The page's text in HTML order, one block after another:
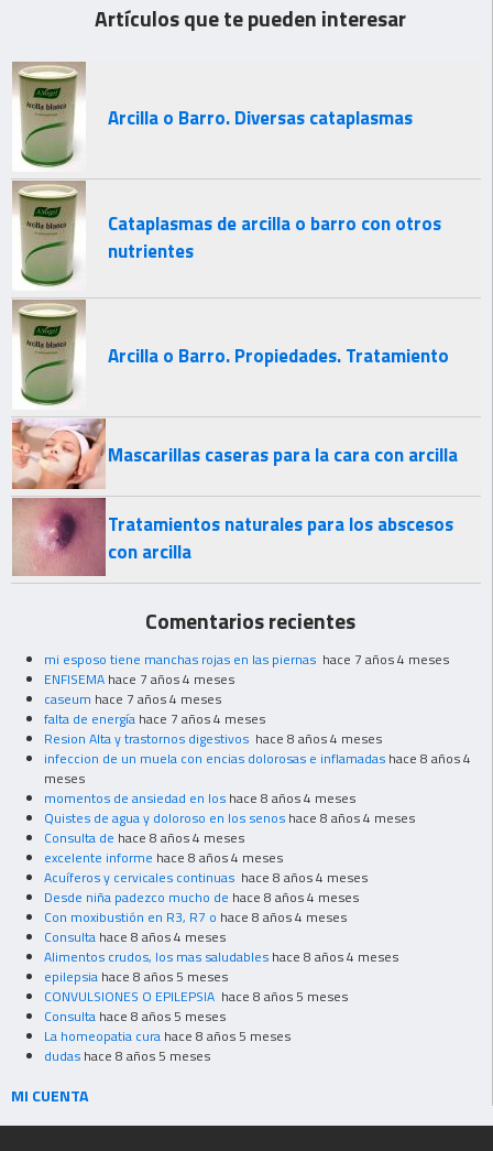
Artículos que te pueden interesar
Arcilla o Barro. Diversas cataplasmas
Cataplasmas de arcilla o barro con otros
nutrientes
Arcilla o Barro. Propiedades. Tratamiento
Mascarillas caseras para la cara con arcilla
Tratamientos naturales para los abscesos
con arcilla
Comentarios recientes
mi esposo tiene manchas rojas en las piernas hace 7 años 4 meses
ENFISEMA hace 7 años 4 meses
caseum hace 7 años 4 meses
falta de energía hace 7 años 4 meses
Resion Alta y trastornos digestivos hace 8 años 4 meses
infeccion de un muela con encias dolorosas e inflamadas hace 8 años 4
meses
momentos de ansiedad en los hace 8 años 4 meses
Quistes de agua y doloroso en los senos hace 8 años 4 meses
Consulta de hace 8 años 4 meses
excelente informe hace 8 años 4 meses
Acuíferos y cervicales continuas hace 8 años 4 meses
Desde niña padezco mucho de hace 8 años 4 meses
Con moxibustión en R3, R7 o hace 8 años 4 meses
Consulta hace 8 años 4 meses
Alimentos crudos, los mas saludables hace 8 años 4 meses
epilepsia hace 8 años 5 meses
CONVULSIONES O EPILEPSIA hace 8 años 5 meses
Consulta hace 8 años 5 meses
La homeopatia cura hace 8 años 5 meses
dudas hace 8 años 5 meses
MI CUENTA